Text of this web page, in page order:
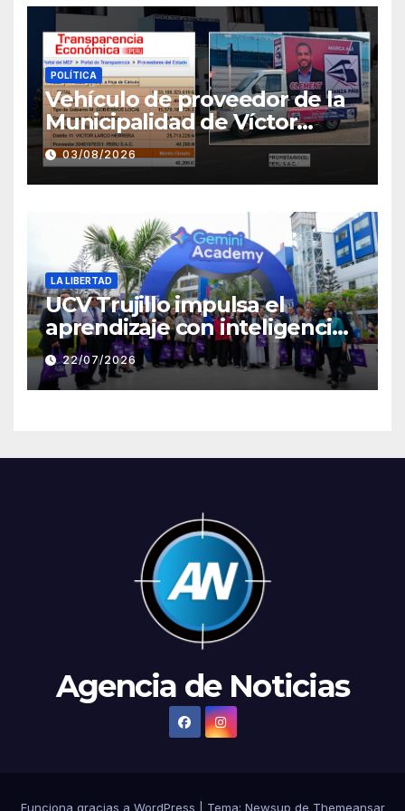
POLÍTICA
Vehículo de proveedor de la
Municipalidad de Víctor
Larco aparece con publicidad
de campaña de León
Clement
03/08/2026
LA LIBERTAD
UCV Trujillo impulsa el
aprendizaje con inteligencia
artificial a través de Google
Gemini
22/07/2026
Agencia de Noticias
Funciona gracias a WordPress Tema: Newsup de Themeansar